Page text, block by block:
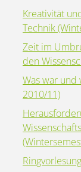
Kreativität
Technik
Zeit im
den
Was war und
2010/11)